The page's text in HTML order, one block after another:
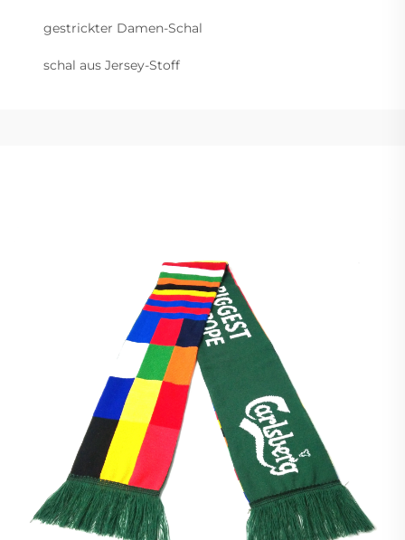
gestrickter Damen-Schal
schal aus Jersey-Stoff